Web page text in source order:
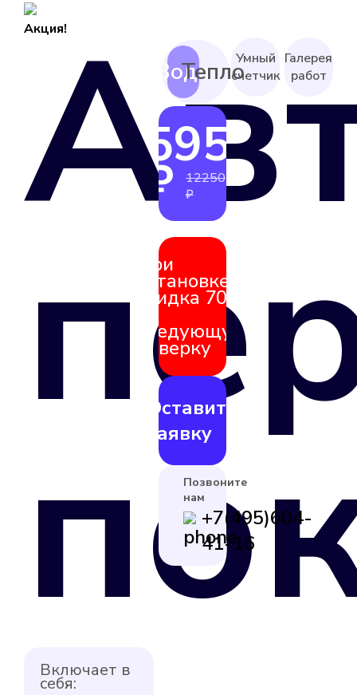
Акция!
Включает в
себя:
5950
₽
12250
₽
При
установке
скидка 70%
следующую
поверку
Оставить
заявку
Позвоните
нам
+7(495)604-
41-16
Умный
счетчик
Галерея
работ